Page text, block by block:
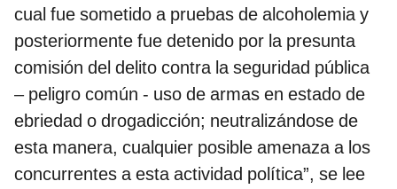
cual fue sometido a pruebas de alcoholemia y
posteriormente fue detenido por la presunta
comisión del delito contra la seguridad pública
– peligro común - uso de armas en estado de
ebriedad o drogadicción; neutralizándose de
esta manera, cualquier posible amenaza a los
concurrentes a esta actividad política”, se lee